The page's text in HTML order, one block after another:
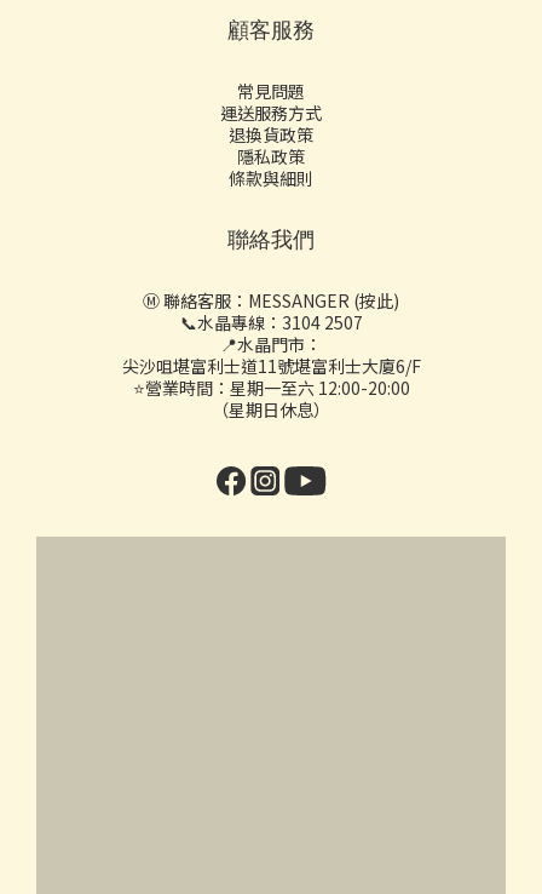
顧客服務
常見問題
運送服務方式
退換貨政策
隱私政策
條款與細則
聯絡我們
Ⓜ️ 聯絡客服： MESSANGER (按此)
📞水晶專線：3104 2507
📍水晶門市：
尖沙咀堪富利士道11號堪富利士大廈6/F
⭐營業時間：星期一至六 12:00-20:00
（星期日休息）